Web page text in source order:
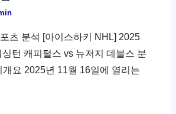
츠 분석 [아이스하키 NHL] 2025
턴 캐피털스 vs 뉴저지 데블스 분
개요 2025년 11월 16일에 열리는